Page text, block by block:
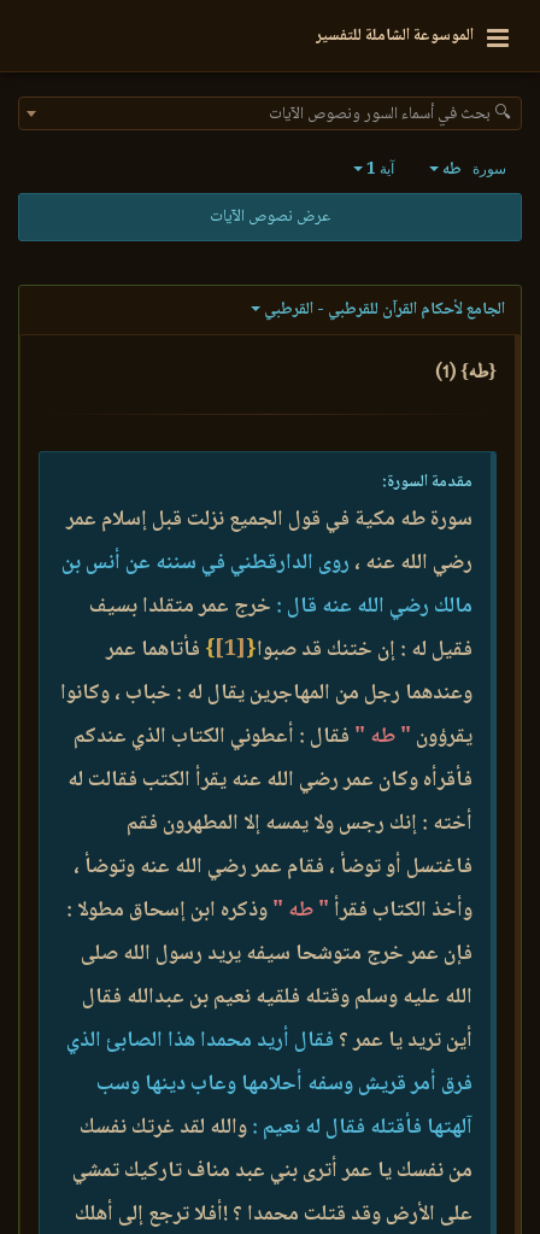
الموسوعة الشاملة للتفسير
🔍 بحث في أسماء السور ونصوص الآيات
سورة طه آية 1
عرض نصوص الآيات
الجامع لأحكام القرآن للقرطبي - القرطبي
{طه} (1)
مقدمة السورة:
سورة طه مكية في قول الجميع نزلت قبل إسلام عمر
رضي الله عنه ، روى الدارقطني في سننه عن أنس بن
مالك رضي الله عنه قال : خرج عمر متقلدا بسيف
فقيل له : إن ختنك قد صبوا{
[1]
} فأتاهما عمر
وعندهما رجل من المهاجرين يقال له : خباب ، وكانوا
يقرؤون " طه " فقال : أعطوني الكتاب الذي عندكم
فأقرأه وكان عمر رضي الله عنه يقرأ الكتب فقالت له
أخته : إنك رجس ولا يمسه إلا المطهرون فقم
فاغتسل أو توضأ ، فقام عمر رضي الله عنه وتوضأ ،
وأخذ الكتاب فقرأ " طه "وذكره ابن إسحاق مطولا :
فإن عمر خرج متوشحا سيفه يريد رسول الله صلى
الله عليه وسلم وقتله فلقيه نعيم بن عبدالله فقال
أين تريد يا عمر ؟ فقال أريد محمدا هذا الصابئ الذي
فرق أمر قريش وسفه أحلامها وعاب دينها وسب
آلهتها فأقتله فقال له نعيم :والله لقد غرتك نفسك
من نفسك يا عمر أترى بني عبد مناف تاركيك تمشي
على الأرض وقد قتلت محمدا ؟ !أفلا ترجع إلى أهلك